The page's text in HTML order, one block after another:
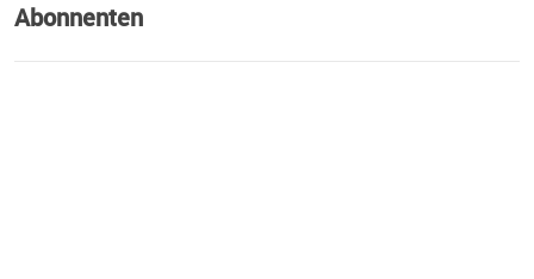
Abonnenten